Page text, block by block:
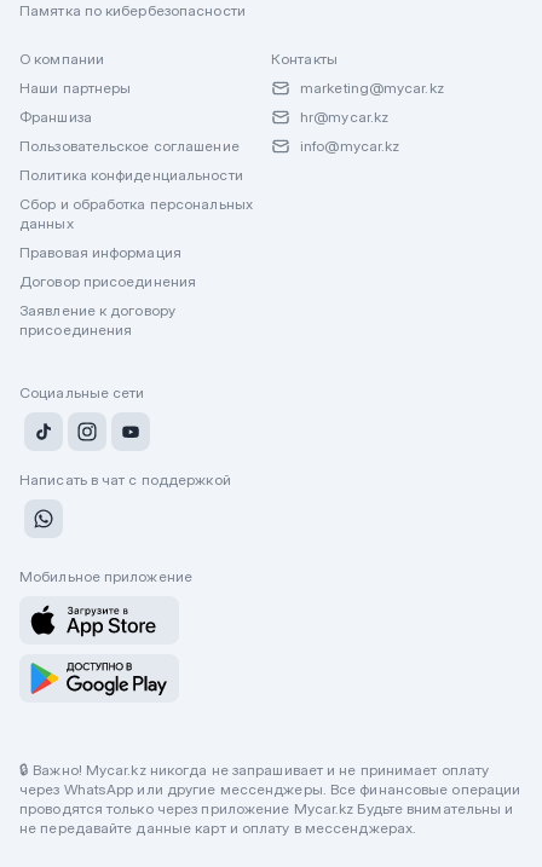
Памятка по кибербезопасности
О компании
Наши партнеры
Франшиза
Пользовательское соглашение
Политика конфиденциальности
Сбор и обработка персональных
данных
Правовая информация
Договор присоединения
Заявление к договору
присоединения
Контакты
marketing@mycar.kz
hr@mycar.kz
info@mycar.kz
Социальные сети
Написать в чат с поддержкой
Мобильное приложение
🔒 Важно! Mycar.kz никогда не запрашивает и не принимает оплату
через WhatsApp или другие мессенджеры. Все финансовые операции
проводятся только через приложение Mycar.kz Будьте внимательны и
не передавайте данные карт и оплату в мессенджерах.